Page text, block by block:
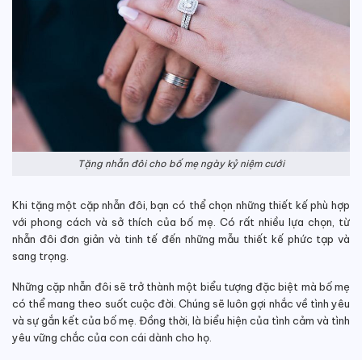
Tặng nhẫn đôi cho bố mẹ ngày kỷ niệm cưới
Khi tặng một cặp nhẫn đôi, bạn có thể chọn những thiết kế phù hợp
với phong cách và sở thích của bố mẹ. Có rất nhiều lựa chọn, từ
nhẫn đôi đơn giản và tinh tế đến những mẫu thiết kế phức tạp và
sang trọng.
Những cặp nhẫn đôi sẽ trở thành một biểu tượng đặc biệt mà bố mẹ
có thể mang theo suốt cuộc đời. Chúng sẽ luôn gợi nhắc về tình yêu
và sự gắn kết của bố mẹ. Đồng thời, là biểu hiện của tình cảm và tình
yêu vững chắc của con cái dành cho họ.